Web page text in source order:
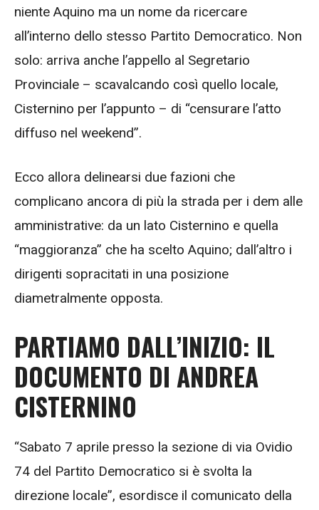
niente Aquino ma un nome da ricercare
all’interno dello stesso Partito Democratico. Non
solo: arriva anche l’appello al Segretario
Provinciale – scavalcando così quello locale,
Cisternino per l’appunto – di “censurare l’atto
diffuso nel weekend”.
Ecco allora delinearsi due fazioni che
complicano ancora di più la strada per i dem alle
amministrative: da un lato Cisternino e quella
“maggioranza” che ha scelto Aquino; dall’altro i
dirigenti sopracitati in una posizione
diametralmente opposta.
PARTIAMO DALL’INIZIO: IL
DOCUMENTO DI ANDREA
CISTERNINO
“Sabato 7 aprile presso la sezione di via Ovidio
74 del Partito Democratico si è svolta la
direzione locale”, esordisce il comunicato della